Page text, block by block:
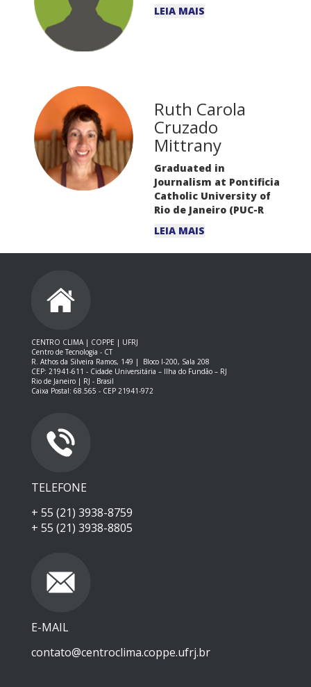
LEIA MAIS
Ruth Carola
Cruzado
Mittrany
Graduated in
Journalism at Pontificia
Catholic University of
Rio de Janeiro (PUC-R
LEIA MAIS
CENTRO CLIMA | COPPE | UFRJ
Centro de Tecnologia - CT
R. Athos da Silveira Ramos, 149 |
Bloco I-200, Sala 208
CEP: 21941-611 - Cidade Universitária – Ilha do Fundão – RJ
Rio de Janeiro | RJ - Brasil
Caixa Postal: 68.565 - CEP 21941-972
TELEFONE
+ 55 (21) 3938-8759
+ 55 (21) 3938-8805
E-MAIL
contato@centroclima.coppe.ufrj.br